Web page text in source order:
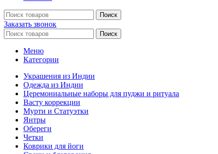
Поиск
Заказать звонок
Поиск
Меню
Категории
Украшения из Индии
Одежда из Индии
Церемониальные наборы для пуджи и ритуала
Васту коррекции
Мурти и Статуэтки
Янтры
Обереги
Четки
Коврики для йоги